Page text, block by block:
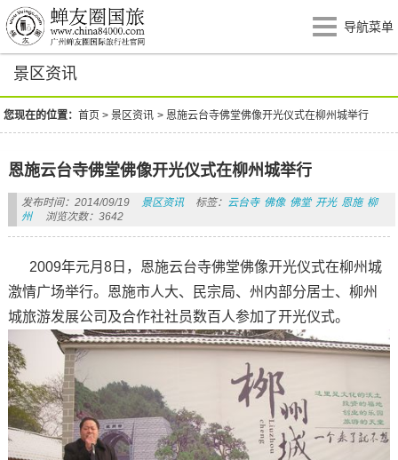
导航菜单
景区资讯
您现在的位置：首页 >景区资讯 >恩施云台寺佛堂佛像开光仪式在柳州城举行
恩施云台寺佛堂佛像开光仪式在柳州城举行
发布时间：2014/09/19 景区资讯 标签： 云台寺 佛像 佛堂 开光 恩施 柳
州
浏览次数：3642
2009年元月8日，恩施云台寺佛堂佛像开光仪式在柳州城
激情广场举行。恩施市人大、民宗局、州内部分居士、柳州
城旅游发展公司及合作社社员数百人参加了开光仪式。